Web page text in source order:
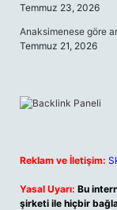
Temmuz 23, 2026
Anaksimenese göre
Temmuz 21, 2026
Reklam ve İletişim:
Yasal Uyarı: Bu
şirketi ile hiçbir